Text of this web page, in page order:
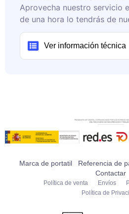
Aprovecha nuestro servicio
de una hora lo tendrás de
Ver información técnica
Marca de portatil Referencia de
Contactar
Política de venta Envíos
Política de